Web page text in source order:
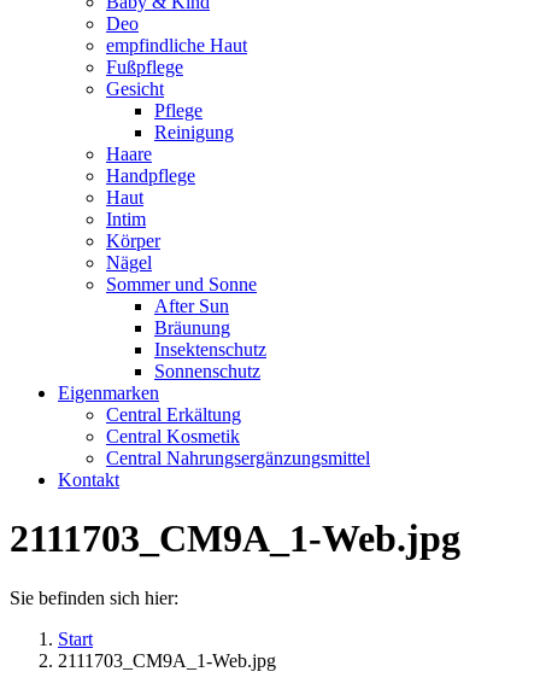
Deo
empfindliche Haut
Fußpflege
Gesicht
Pflege
Reinigung
Haare
Handpflege
Haut
Intim
Körper
Nägel
Sommer und Sonne
After Sun
Bräunung
Insektenschutz
Sonnenschutz
Eigenmarken
Central Erkältung
Central Kosmetik
Central Nahrungsergänzungsmittel
Kontakt
2111703_CM9A_1-Web.jpg
Sie befinden sich hier:
Start
2111703_CM9A_1-Web.jpg